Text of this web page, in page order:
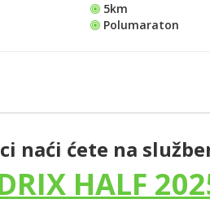
5km
Polumaraton
naći ćete na
HALF